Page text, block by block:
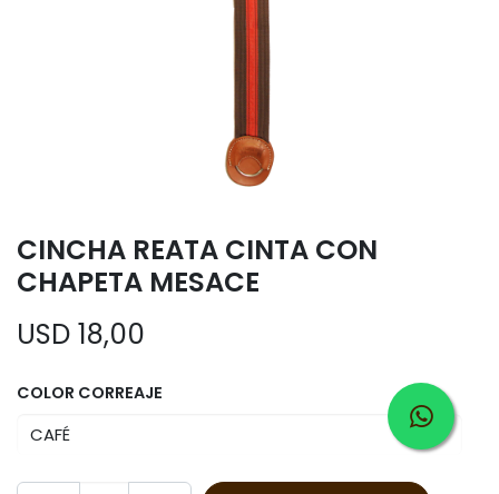
CINCHA REATA CINTA CON
CHAPETA MESACE
USD 18,00
COLOR CORREAJE